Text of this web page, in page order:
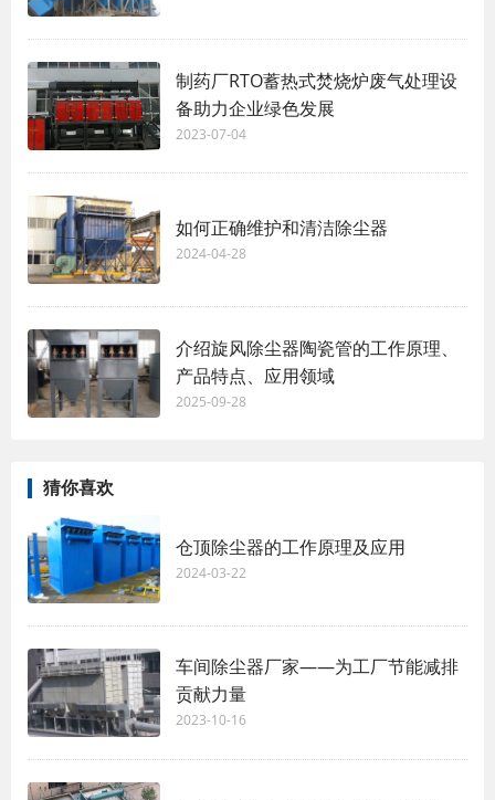
制药厂RTO蓄热式焚烧炉废气处理设
备助力企业绿色发展
2023-07-04
如何正确维护和清洁除尘器
2024-04-28
介绍旋风除尘器陶瓷管的工作原理、
产品特点、应用领域
2025-09-28
猜你喜欢
仓顶除尘器的工作原理及应用
2024-03-22
车间除尘器厂家——为工厂节能减排
贡献力量
2023-10-16